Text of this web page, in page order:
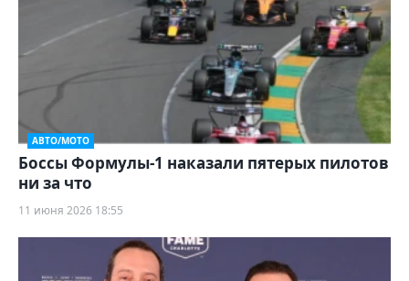
АВТО/МОТО
Боссы Формулы-1 наказали пятерых пилотов
ни за что
11 июня 2026 18:55